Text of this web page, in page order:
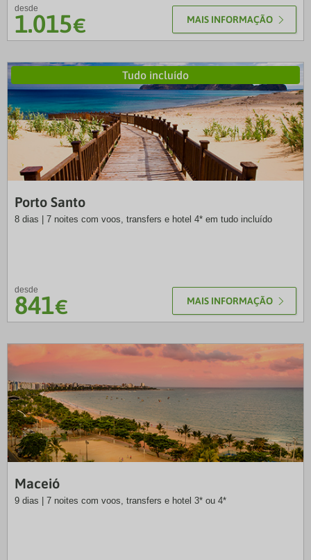
desde
1.015€ MAIS INFORMAÇÃO
Tudo incluído
Porto Santo
8 dias | 7 noites com voos, transfers e hotel 4* em tudo incluído
desde
841€ MAIS INFORMAÇÃO
Maceió
9 dias | 7 noites com voos, transfers e hotel 3* ou 4*